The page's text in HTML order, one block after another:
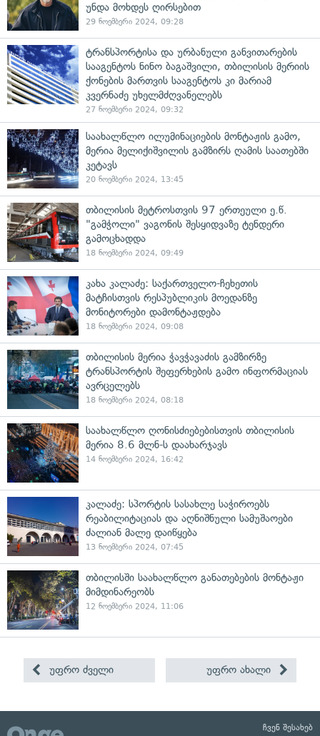
უნდა მოხდეს ღირსებით
29 ნოემბერი 2024, 09:28
ტრანსპორტისა და ურბანული განვითარების
სააგენტოს ნინო ბაგაშვილი, თბილისის მერიის
ქონების მართვის სააგენტოს კი მარიამ
კვერნაძე უხელმძღვანელებს
27 ნოემბერი 2024, 09:32
საახალწლო ილუმინაციების მონტაჟის გამო,
მერია მელიქიშვილის გამზირს ღამის საათებში
კეტავს
20 ნოემბერი 2024, 13:45
თბილისის მეტროსთვის 97 ერთეული ე.წ.
"გამჭოლი" ვაგონის შესყიდვაზე ტენდერი
გამოცხადდა
18 ნოემბერი 2024, 09:49
კახა კალაძე: საქართველო-ჩეხეთის
მატჩისთვის რესპუბლიკის მოედანზე
მონიტორები დამონტაჟდება
18 ნოემბერი 2024, 09:08
თბილისის მერია ჭავჭავაძის გამზირზე
ტრანსპორტის შეფერხების გამო ინფორმაციას
ავრცელებს
18 ნოემბერი 2024, 08:18
საახალწლო ღონისძიებებისთვის თბილისის
მერია 8.6 მლნ-ს დაახარჯავს
14 ნოემბერი 2024, 16:42
კალაძე: სპორტის სასახლე საჭიროებს
რეაბილიტაციას და აღნიშნული სამუშაოები
ძალიან მალე დაიწყება
13 ნოემბერი 2024, 07:45
თბილისში საახალწლო განათებების მონტაჟი
მიმდინარეობს
12 ნოემბერი 2024, 11:06
უფრო ძველი უფრო ახალი
ჩვენ შესახებ